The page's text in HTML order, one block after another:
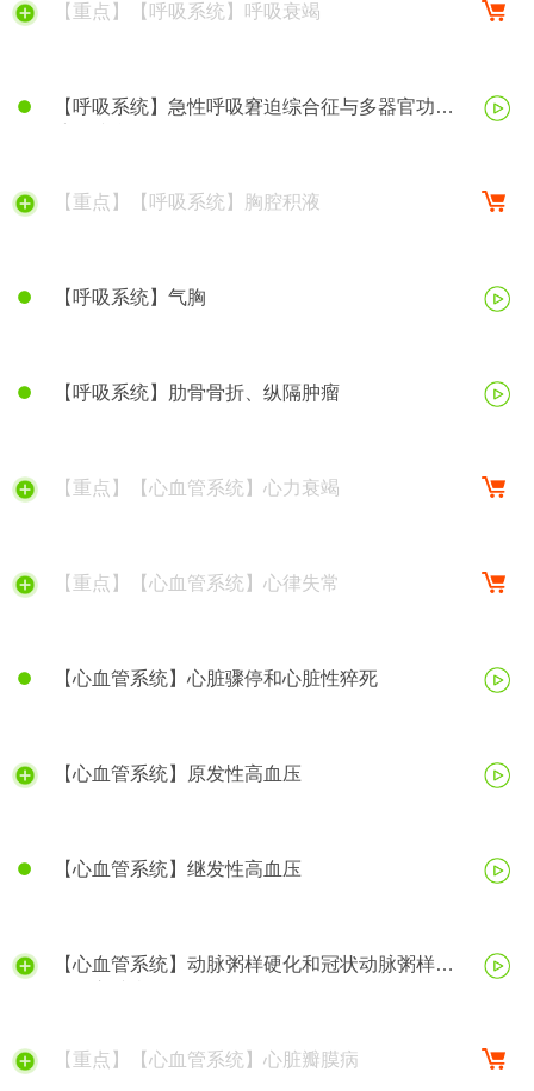
【重点】【呼吸系统】呼吸衰竭
【呼吸系统】急性呼吸窘迫综合征与多器官功能
【重点】【呼吸系统】胸腔积液
【呼吸系统】气胸
【呼吸系统】肋骨骨折、纵隔肿瘤
【重点】【心血管系统】心力衰竭
【重点】【心血管系统】心律失常
【心血管系统】心脏骤停和心脏性猝死
【心血管系统】原发性高血压
【心血管系统】继发性高血压
【心血管系统】动脉粥样硬化和冠状动脉粥样硬
【重点】【心血管系统】心脏瓣膜病